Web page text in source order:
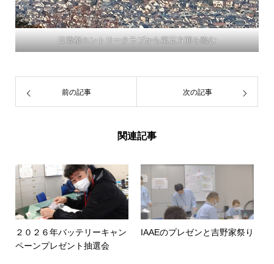
日清都カントリークラブから第五方面を臨む
前の記事 次の記事
関連記事
２０２６年バッテリーキャン
ペーンプレゼント抽選会
IAAEのプレゼンと吉野家祭り